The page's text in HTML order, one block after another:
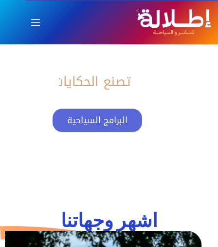
اطلالة
العام الجديد بإطلالة ساحرة
تصنع الحكايات
البرامج السياحية
اشهر وجهاتنا